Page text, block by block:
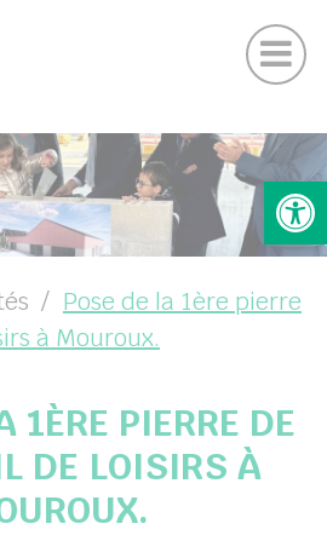
)
)
nous
Instagram
Youtube
sur Linkedin
Pose de la 1ère pierre
à Mouroux.
1ÈRE PIERRE DE
DE LOISIRS À
cookies